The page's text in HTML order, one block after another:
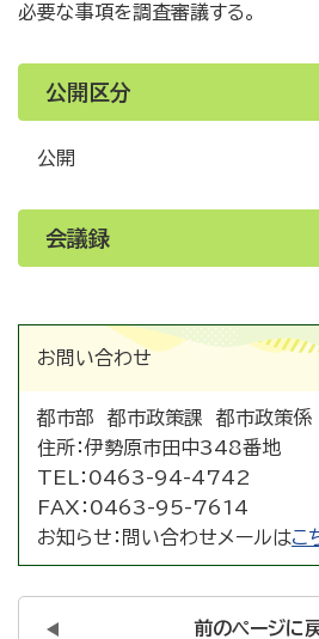
必要な事項を調査審議する。
公開区分
公開
会議録
お問い合わせ
都市部 都市政策課 都市政策係
住所：伊勢原市田中348番地
TEL： 0463-94-4742
FAX： 0463-95-7614
お知らせ： 問い合わせメールはこ
前のページに